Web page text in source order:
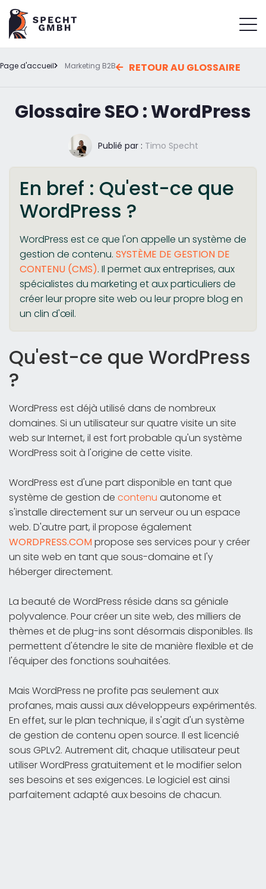
Page d'accueil Marketing B2B RETOUR AU GLOSSAIRE
Glossaire SEO : WordPress
Publié par : Timo Specht
En bref : Qu'est-ce que
WordPress ?
WordPress est ce que l'on appelle un système de
gestion de contenu. SYSTÈME DE GESTION DE
CONTENU (CMS). Il permet aux entreprises, aux
spécialistes du marketing et aux particuliers de
créer leur propre site web ou leur propre blog en
un clin d'œil.
Qu'est-ce que WordPress
?
WordPress est déjà utilisé dans de nombreux
domaines. Si un utilisateur sur quatre visite un site
web sur Internet, il est fort probable qu'un système
WordPress soit à l'origine de cette visite.
WordPress est d'une part disponible en tant que
système de gestion de contenu autonome et
s'installe directement sur un serveur ou un espace
web. D'autre part, il propose également
WORDPRESS.COMpropose ses services pour y créer
un site web en tant que sous-domaine et l'y
héberger directement.
La beauté de WordPress réside dans sa géniale
polyvalence. Pour créer un site web, des milliers de
thèmes et de plug-ins sont désormais disponibles. Ils
permettent d'étendre le site de manière flexible et de
l'équiper des fonctions souhaitées.
Mais WordPress ne profite pas seulement aux
profanes, mais aussi aux développeurs expérimentés.
En effet, sur le plan technique, il s'agit d'un système
de gestion de contenu open source. Il est licencié
sous GPLv2. Autrement dit, chaque utilisateur peut
utiliser WordPress gratuitement et le modifier selon
ses besoins et ses exigences. Le logiciel est ainsi
parfaitement adapté aux besoins de chacun.